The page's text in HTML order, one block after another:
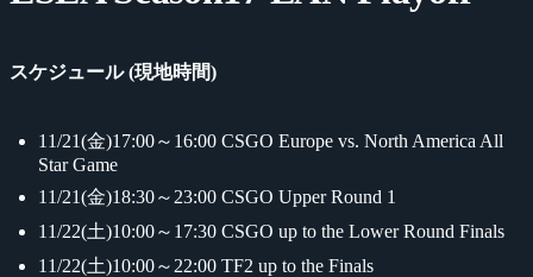
スケジュール (現地時間)
11/21(金)17:00～16:00 CSGO Europe vs. North America All
Star Game
11/21(金)18:30～23:00 CSGO Upper Round 1
11/22(土)10:00～17:30 CSGO up to the Lower Round Finals
11/22(土)10:00～22:00 TF2 up to the Finals